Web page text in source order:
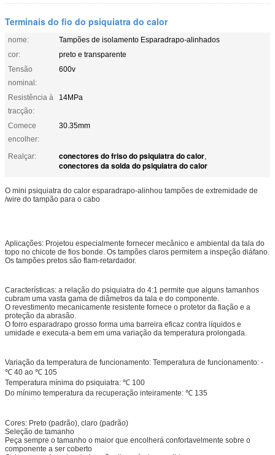
Terminais do fio do psiquiatra do calor
nome:
Tampões de isolamento Esparadrapo-alinhados
cor:
preto e transparente
Tensão
nominal:
600v
Resistência à
tracção:
14MPa
Comece
encolher:
30.35mm
Realçar: conectores do friso do psiquiatra do calor,
conectores da solda do psiquiatra do calor
O mini psiquiatra do calor esparadrapo-alinhou tampões de extremidade de
/wire do tampão para o cabo
Aplicações: Projetou especialmente fornecer mecânico e ambiental da tala do
topo no chicote de fios bonde. Os tampões claros permitem a inspeção diáfano.
Os tampões pretos são flam-retardador.
Características: a relação do psiquiatra do 4:1 permite que alguns tamanhos
cubram uma vasta gama de diâmetros da tala e do componente.
O revestimento mecanicamente resistente fornece o protetor da fiação e a
proteção da abrasão.
O forro esparadrapo grosso forma uma barreira eficaz contra líquidos e
umidade e executa-a bem em uma variação da temperatura prolongada.
Variação da temperatura de funcionamento: Temperatura de funcionamento: -
℃ 40 ao ℃ 105
Temperatura mínima do psiquiatra: ℃ 100
Do mínimo temperatura da recuperação inteiramente: ℃ 135
Cores: Preto (padrão), claro (padrão)
Seleção de tamanho
Peça sempre o tamanho o maior que encolherá confortavelmente sobre o
componente a ser coberto